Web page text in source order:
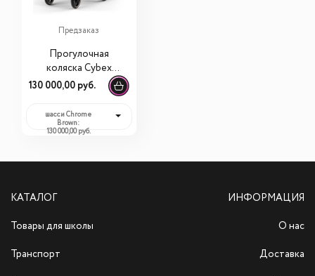
Предзаказ
Прогулочная
коляска Cybex
Priam V Peach Pink
(шасси на выбор)
130 000,00 руб.
шасси Chrome
Brown:
130 000,00 руб.
КАТАЛОГ
Товары для школы
Транспорт
ИНФОРМАЦИЯ
О нас
Доставка